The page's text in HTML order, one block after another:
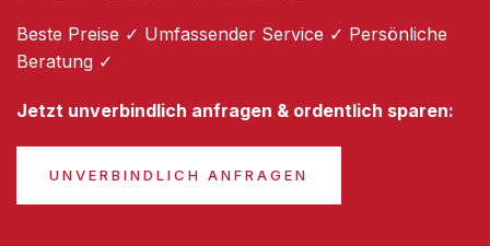
Beste Preise ✓ Umfassender Service ✓ Persönliche
Beratung ✓
Jetzt unverbindlich anfragen & ordentlich sparen:
UNVERBINDLICH ANFRAGEN